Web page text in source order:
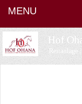
Hof
MENU